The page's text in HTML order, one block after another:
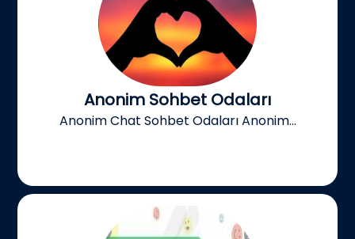
Anonim Sohbet Odaları
Anonim Chat Sohbet Odaları Anonim...